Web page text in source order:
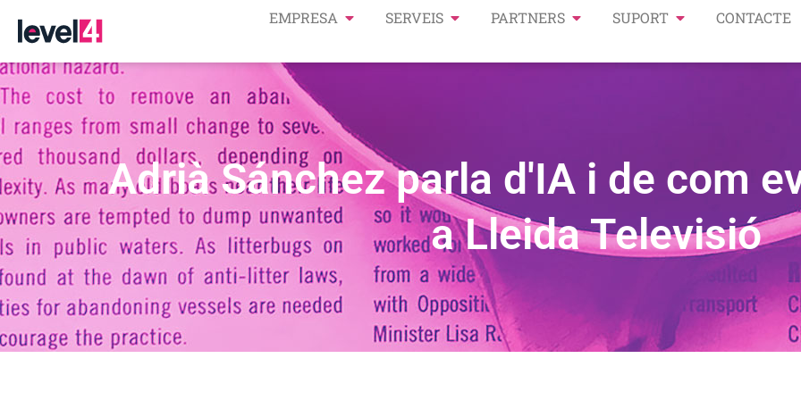
EMPRESA SERVEIS PARTNERS SUPORT CONTACTE
Adrià Sánchez parla d'IA i de com
a Lleida Televisió